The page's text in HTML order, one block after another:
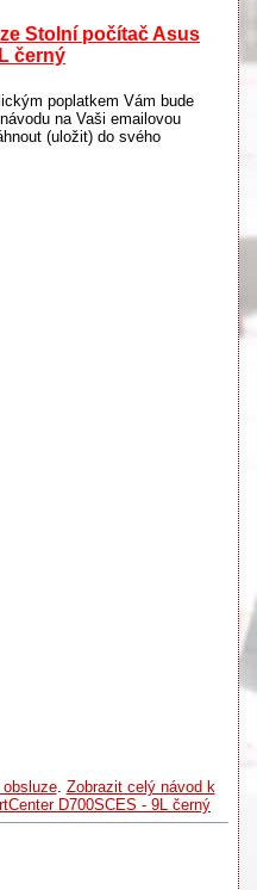
Stolní počítač Asus
černý
poplatkem Vám bude
na Vaši emailovou
(uložit) do svého
. Zobrazit celý návod k
D700SCES - 9L černý